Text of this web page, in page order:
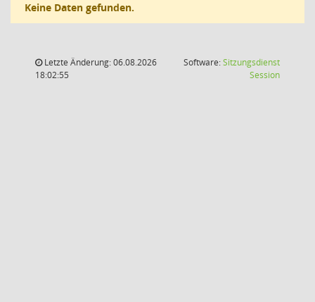
Keine Daten gefunden.
Letzte Änderung: 06.08.2026
18:02:55
Software:Sitzungsdienst
Session(Wird in